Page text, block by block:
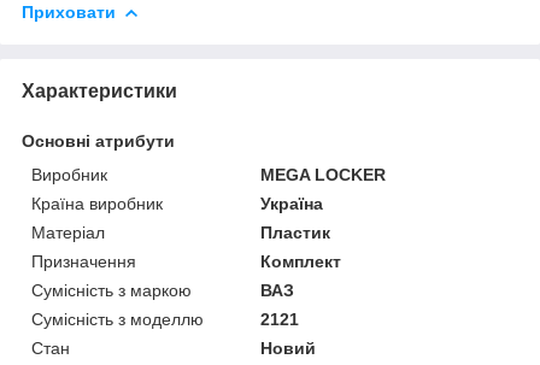
Приховати
Характеристики
Основні атрибути
Виробник
MEGA LOCKER
Країна виробник
Україна
Матеріал
Пластик
Призначення
Комплект
Сумісність з маркою
ВАЗ
Сумісність з моделлю
2121
Стан
Новий